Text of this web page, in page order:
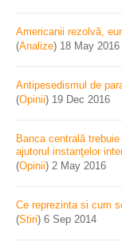
Americanii rezolvă,
(Analize) 18 May 2016
Antipesedismul de
(Opinii) 19 Dec 2016
Banca centrală
ajutorul instanţelor
(Opinii) 2 May 2016
Ce reprezinta si cum
(Stiri) 6 Sep 2014